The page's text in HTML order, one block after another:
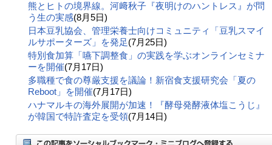
熊とヒトの境界線。河﨑秋子『夜明けのハントレス』が問
う生の実感(8月5日)
日本豆乳協会、管理栄養士向けコミュニティ「豆乳スマイ
ルサポーターズ」を発足(7月25日)
特別食加算「嚥下調整食」の実践を学ぶオンラインセミナ
ーを開催(7月17日)
多職種で食の尊厳支援を議論！新宿食支援研究会「夏の
Reboot」を開催(7月17日)
ハナマルキの海外展開が加速！『酵母発酵液体塩こうじ』
が韓国で特許査定を受領(7月14日)